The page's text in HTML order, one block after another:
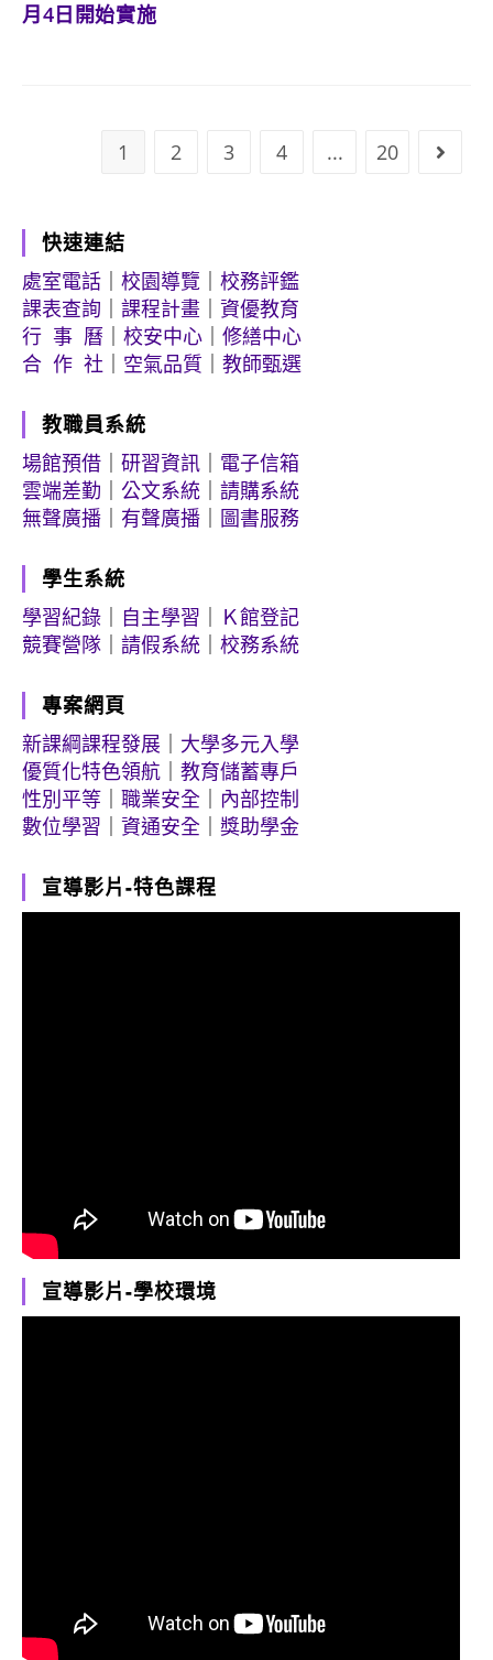
月4日開始實施
1 2 3 4 ... 20 Go to
快速連結
處室電話
校園導覽
校務評鑑
課表查詢
課程計畫
資優教育
行 事 曆
校安中心
修繕中心
合 作 社
空氣品質 教師甄選
教職員系統
場館預借
研習資訊
電子信箱
雲端差勤
公文系統
請購系統
無聲廣播
有聲廣播 圖書服務
學生系統
學習紀錄
自主學習
Ｋ館登記
競賽營隊
請假系統 校務系統
專案網頁
新課綱課程發展
大學多元入學
優質化特色領航
教育儲蓄專戶
性別平等
職業安全
內部控制
數位學習
資通安全 獎助學金
宣導影片-特色課程
宣導影片-學校環境